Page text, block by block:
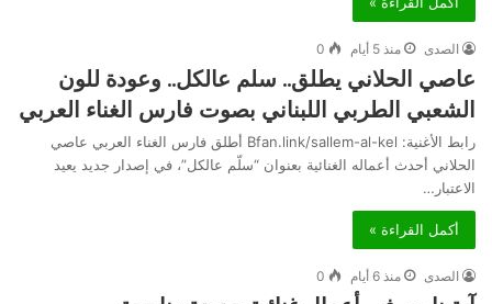
الصدى منذ 5 أيام 0
عاصي الحلاني يطلق.. سلم عالكل.. وعودة للون
الشعبي الطربي اللبناني بصوت فارس الغناء العربي
رابط الأغنية: Bfan.link/sallem-al-kel أطلق فارس الغناء العربي عاصي
الحلاني أحدث أعماله الغنائية بعنوان “سلّم عالكل”، في إصدار جديد يعيد
الاعتبار…
أكمل القراءة »
الصدى منذ 6 أيام 0